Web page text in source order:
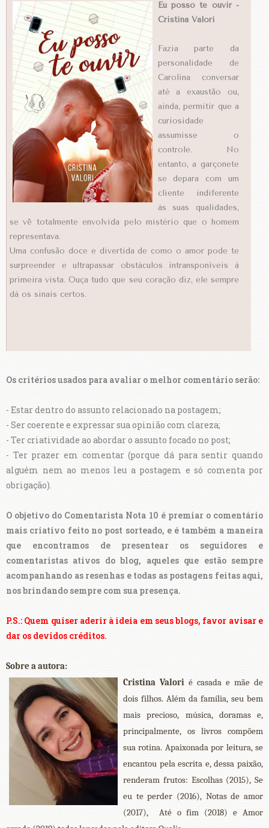
Eu posso te ouvir -
Cristina Valori
Fazia parte da
personalidade de
Carolina conversar
até a exaustão ou,
ainda, permitir que a
curiosidade
assumisse o
controle. No
entanto, a garçonete
se depara com um
cliente indiferente
às suas qualidades,
se vê totalmente envolvida pelo mistério que o homem
representava.
Uma confusão doce e divertida de como o amor pode te
surpreender e ultrapassar obstáculos intransponíveis à
primeira vista. Ouça tudo que seu coração diz, ele sempre
dá os sinais certos.
Os critérios usados para avaliar o melhor comentário serão:
- Estar dentro do assunto relacionado na postagem;
- Ser coerente e expressar sua opinião com clareza;
- Ter criatividade ao abordar o assunto focado no post;
- Ter prazer em comentar (porque dá para sentir quando
alguém nem ao menos leu a postagem e só comenta por
obrigação).
O objetivo do Comentarista Nota 10 é premiar o comentário
mais criativo feito no post sorteado, e é também a maneira
que encontramos de presentear os seguidores e
comentaristas ativos do blog, aqueles que estão sempre
acompanhando as resenhas e todas as postagens feitas aqui,
nos brindando sempre com sua presença.
P.S.: Quem quiser aderir à ideia em seus blogs, favor avisar e
dar os devidos créditos.
Sobre a autora:
Cristina Valori é casada e mãe de
dois filhos. Além da família, seu bem
mais precioso, música, doramas e,
principalmente, os livros compõem
sua rotina. Apaixonada por leitura, se
encantou pela escrita e, dessa paixão,
renderam frutos: Escolhas (2015), Se
eu te perder (2016), Notas de amor
(2017), Até o fim (2018) e Amor